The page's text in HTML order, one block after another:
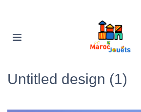
Untitled design (1)